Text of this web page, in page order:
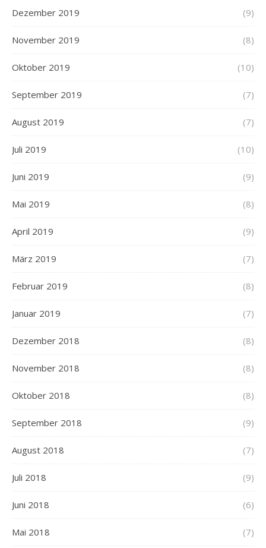
Dezember 2019 (9)
November 2019 (8)
Oktober 2019 (10)
September 2019 (7)
August 2019 (7)
Juli 2019 (10)
Juni 2019 (9)
Mai 2019 (8)
April 2019 (9)
März 2019 (7)
Februar 2019 (8)
Januar 2019 (7)
Dezember 2018 (8)
November 2018 (8)
Oktober 2018 (8)
September 2018 (9)
August 2018 (7)
Juli 2018 (9)
Juni 2018 (6)
Mai 2018 (7)